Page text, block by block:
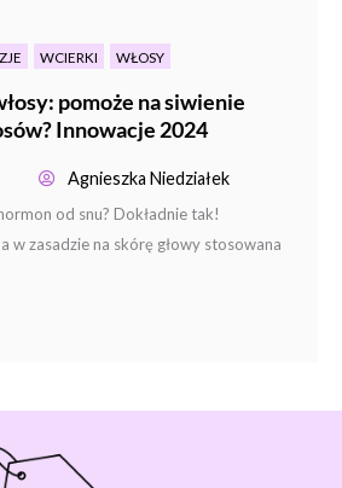
WCIERKI WŁOSY
pomoże na siwienie
Innowacje 2024
Agnieszka Niedziałek
od snu? Dokładnie tak!
w zasadzie na skórę głowy stosowana